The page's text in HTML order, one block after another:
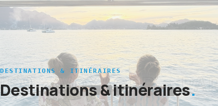
DESTINATIONS & ITINÉRAIRES
Destinations & itinéraires